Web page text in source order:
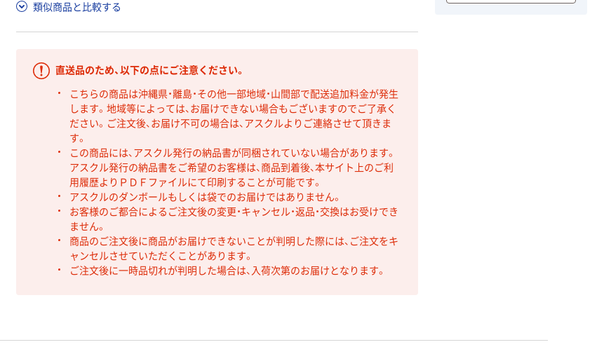
類似商品と比較する
直送品のため、以下の点にご注意ください。
こちらの商品は沖縄県・離島・その他一部地域・山間部で配送追加料金が発生
します。地域等によっては、お届けできない場合もございますのでご了承く
ださい。ご注文後、お届け不可の場合は、アスクルよりご連絡させて頂きま
す。
この商品には、アスクル発行の納品書が同梱されていない場合があります。
アスクル発行の納品書をご希望のお客様は、商品到着後、本サイト上のご利
用履歴よりＰＤＦファイルにて印刷することが可能です。
アスクルのダンボールもしくは袋でのお届けではありません。
お客様のご都合によるご注文後の変更・キャンセル・返品・交換はお受けでき
ません。
商品のご注文後に商品がお届けできないことが判明した際には、ご注文をキ
ャンセルさせていただくことがあります。
ご注文後に一時品切れが判明した場合は、入荷次第のお届けとなります。